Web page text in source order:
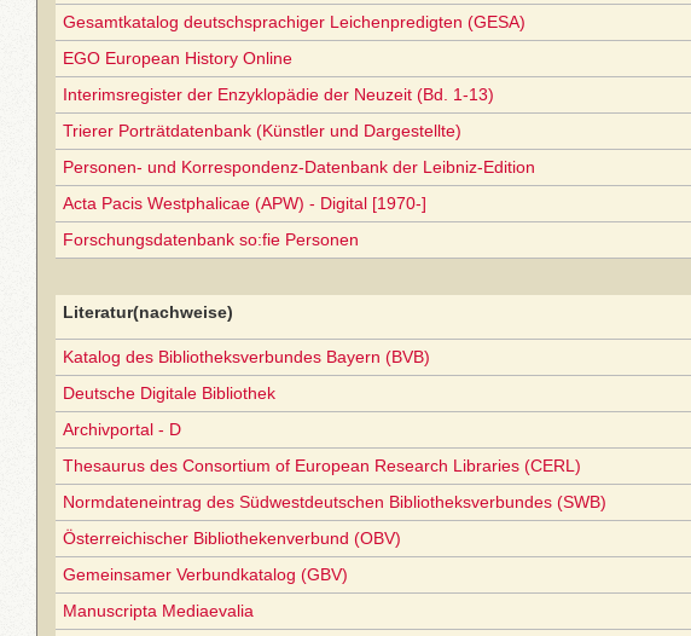
Gesamtkatalog deutschsprachiger Leichenpredigten (GESA)
EGO European History Online
Interimsregister der Enzyklopädie der Neuzeit (Bd. 1-13)
Trierer Porträtdatenbank (Künstler und Dargestellte)
Personen- und Korrespondenz-Datenbank der Leibniz-Edition
Acta Pacis Westphalicae (APW) - Digital [1970-]
Forschungsdatenbank so:fie Personen
Literatur(nachweise)
Katalog des Bibliotheksverbundes Bayern (BVB)
Deutsche Digitale Bibliothek
Archivportal - D
Thesaurus des Consortium of European Research Libraries (CERL)
Normdateneintrag des Südwestdeutschen Bibliotheksverbundes (SWB)
Österreichischer Bibliothekenverbund (OBV)
Gemeinsamer Verbundkatalog (GBV)
Manuscripta Mediaevalia